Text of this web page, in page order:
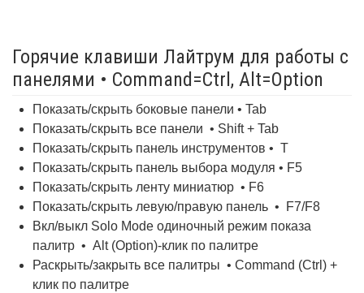
Горячие клавиши Лайтрум для работы с
панелями • Command=Ctrl, Alt=Option
Показать/скрыть боковые панели • Tab
Показать/скрыть все панели • Shift + Tab
Показать/скрыть панель инструментов • T
Показать/скрыть панель выбора модуля • F5
Показать/скрыть ленту миниатюр • F6
Показать/скрыть левую/правую панель • F7/F8
Вкл/выкл Solo Mode одиночный режим показа
палитр • Alt (Option)-клик по палитре
Раскрыть/закрыть все палитры • Command (Ctrl) +
клик по палитре